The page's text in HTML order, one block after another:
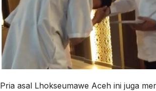
Pria asal Lhokseumawe Aceh ini juga